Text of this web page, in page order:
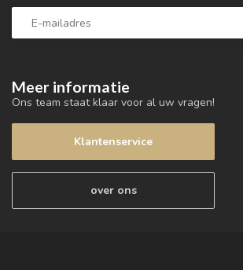
Meer informatie
Ons team staat klaar voor al uw vragen!
Klantenservice
over ons